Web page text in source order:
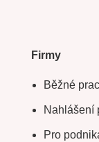
Firmy
Běžné
Nahlášení
Pro